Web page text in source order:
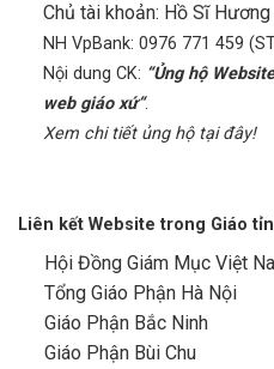
Chủ tài khoản: Hồ Sĩ
NH VpBank: 0976 771 459
Nội dung CK: “Ủng hộ
web giáo xứ“.
Xem chi tiết ủng hộ tại đây!
Liên kết Website trong Giáo
Hội Đồng Giám Mục Việt
Tổng Giáo Phận Hà Nội
Giáo Phận Bắc Ninh
Giáo Phận Bùi Chu